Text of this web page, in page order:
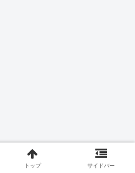
トップ サイドバー